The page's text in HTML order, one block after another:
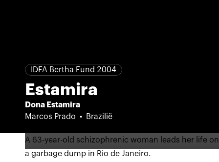
IDFA Bertha Fund 2004
Estamira
Dona Estamira
Marcos Prado
Brazilië
A 63-year-old schizophrenic woman leads her life on
a garbage dump in Rio de Janeiro.